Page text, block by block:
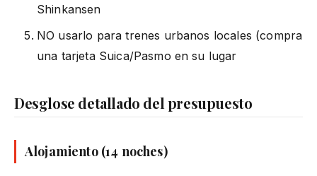
Shinkansen
NO usarlo para trenes urbanos locales (compra
una tarjeta Suica/Pasmo en su lugar
Desglose detallado del presupuesto
Alojamiento (14 noches)